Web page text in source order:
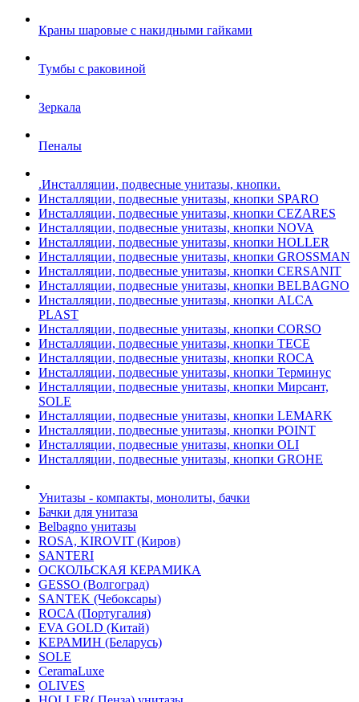
Краны шаровые с накидными гайками
Тумбы с раковиной
Зеркала
Пеналы
.Инсталляции, подвесные унитазы, кнопки.
Инсталляции, подвесные унитазы, кнопки SPARO
Инсталляции, подвесные унитазы, кнопки CEZARES
Инсталляции, подвесные унитазы, кнопки NOVA
Инсталляции, подвесные унитазы, кнопки HOLLER
Инсталляции, подвесные унитазы, кнопки GROSSMAN
Инсталляции, подвесные унитазы, кнопки CERSANIT
Инсталляции, подвесные унитазы, кнопки BELBAGNO
Инсталляции, подвесные унитазы, кнопки ALCA
PLAST
Инсталляции, подвесные унитазы, кнопки CORSO
Инсталляции, подвесные унитазы, кнопки TECE
Инсталляции, подвесные унитазы, кнопки ROCA
Инсталляции, подвесные унитазы, кнопки Терминус
Инсталляции, подвесные унитазы, кнопки Мирсант,
SOLE
Инсталляции, подвесные унитазы, кнопки LEMARK
Инсталляции, подвесные унитазы, кнопки POINT
Инсталляции, подвесные унитазы, кнопки OLI
Инсталляции, подвесные унитазы, кнопки GROHE
Унитазы - компакты, монолиты, бачки
Бачки для унитаза
Belbagno унитазы
ROSA, KIROVIT (Киров)
SANTERI
ОСКОЛЬСКАЯ КЕРАМИКА
GESSO (Волгоград)
SANTEK (Чебоксары)
ROCA (Португалия)
EVA GOLD (Китай)
KЕРАМИН (Беларусь)
SOLE
CeramaLuxe
OLIVES